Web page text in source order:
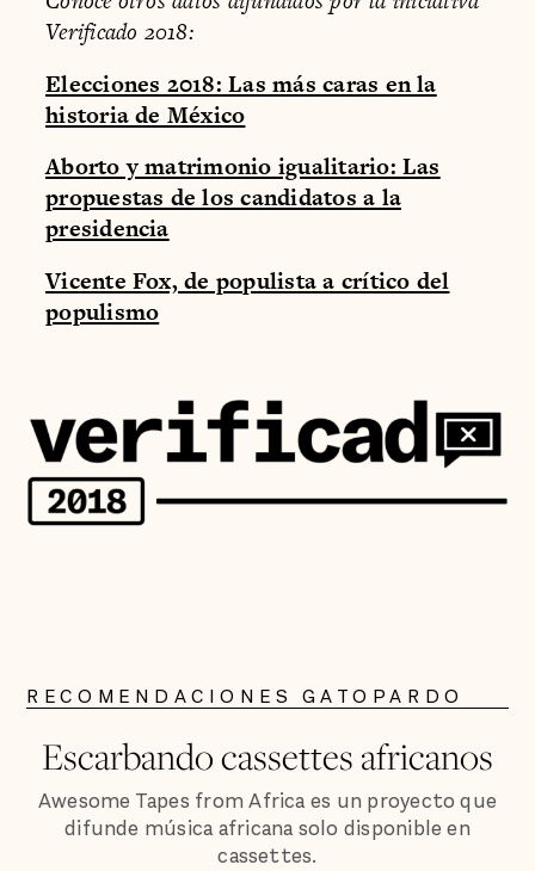
Verificado 2018:
Elecciones 2018: Las más caras en la
historia de México
Aborto y matrimonio igualitario: Las
propuestas de los candidatos a la
presidencia
Vicente Fox, de populista a crítico del
populismo
RECOMENDACIONES GATOPARDO
Escarbando cassettes africanos
Awesome Tapes from Africa es un proyecto que
difunde música africana solo disponible en
cassettes.